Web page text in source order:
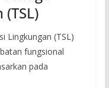
Lingkungan (TSL)
fungsional
pada